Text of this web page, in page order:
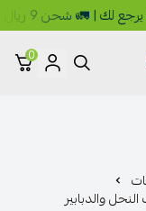
0
والدبابير